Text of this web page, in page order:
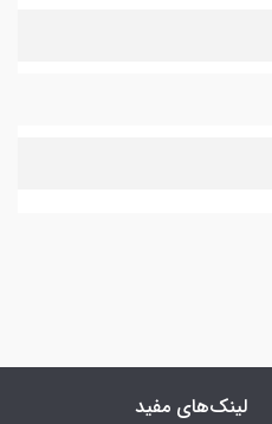
لینک‌های مفید